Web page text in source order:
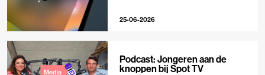
25-06-2026
Podcast: Jongeren aan de
knoppen bij Spot TV